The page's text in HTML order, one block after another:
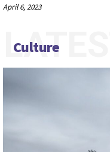
April 6, 2023
Culture
LATEST